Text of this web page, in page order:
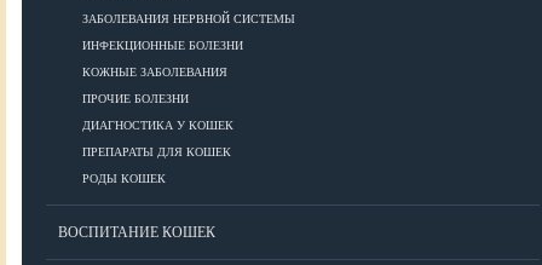
ЗАБОЛЕВАНИЯ НЕРВНОЙ СИСТЕМЫ
ИНФЕКЦИОННЫЕ БОЛЕЗНИ
КОЖНЫЕ ЗАБОЛЕВАНИЯ
ПРОЧИЕ БОЛЕЗНИ
ДИАГНОСТИКА У КОШЕК
ПРЕПАРАТЫ ДЛЯ КОШЕК
РОДЫ КОШЕК
ВОСПИТАНИЕ КОШЕК
ВСЕ О КОШКАХ
Болезни глаз
Болезни ЖКТ